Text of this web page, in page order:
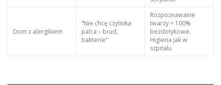
Dom z alergikiem
“Nie chcę czytnika
palca – brud,
bakterie”
Rozpoznawanie
twarzy = 100%
bezdotykowe.
Higiena jak w
szpitalu